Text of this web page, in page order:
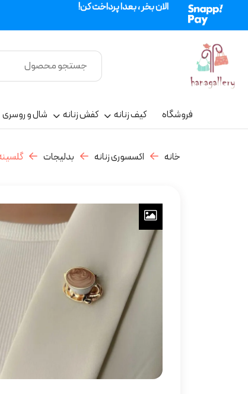
الان بخر ، بعدا پرداخت کن!
فروشگاه کیف زنانه کفش زنانه شال و روسری
خانه اکسسوری زنانه بدلیجات